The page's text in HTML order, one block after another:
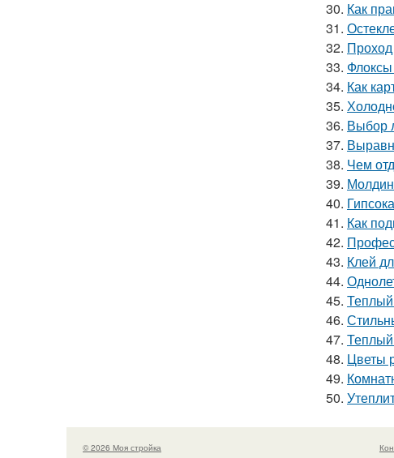
30. Как
31.
32.
33. Флоксы
34. Как
35.
36. Выбор
37.
38. Чем
39.
40.
41. Как
42.
43. Клей
44.
45. Теплый
46.
47. Теплый
48. Цветы
49.
50.
© 2026 Моя стройка